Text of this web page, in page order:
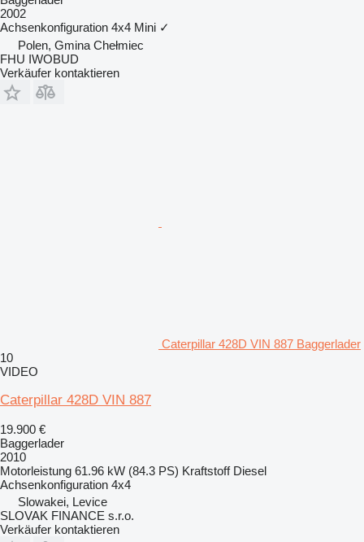
2002
Achsenkonfiguration 4x4 Mini ✓
Polen, Gmina Chełmiec
FHU IWOBUD
Verkäufer kontaktieren
Caterpillar 428D VIN 887 Baggerlader
10
VIDEO
Caterpillar 428D VIN 887
19.900 €
Baggerlader
2010
Motorleistung 61.96 kW (84.3 PS) Kraftstoff Diesel
Achsenkonfiguration 4x4
Slowakei, Levice
SLOVAK FINANCE s.r.o.
Verkäufer kontaktieren